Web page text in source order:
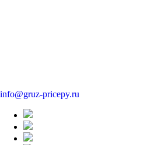
info@gruz-pricepy.ru